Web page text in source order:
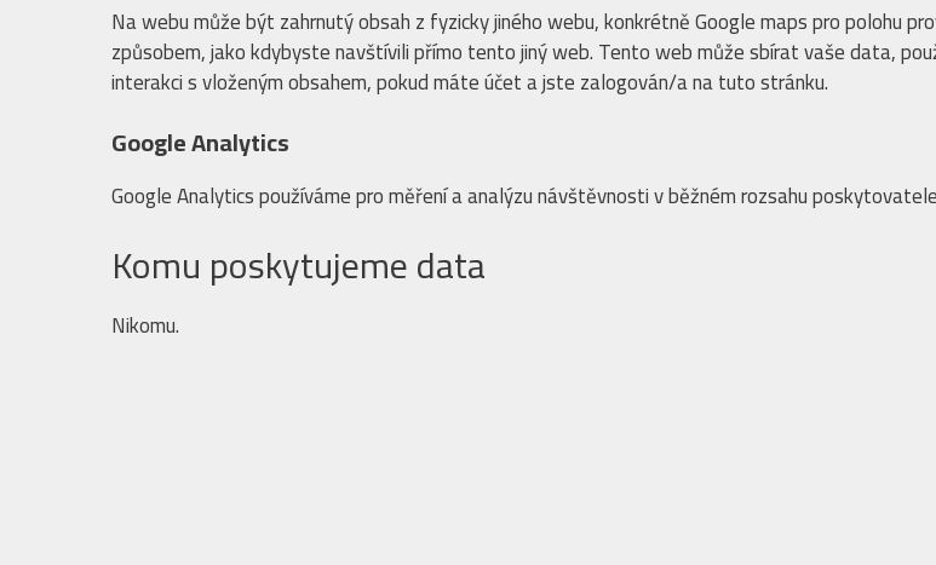
Na webu může být zahrnutý obsah z fyzicky jiného webu, konkrétně Google maps pro polohu
způsobem, jako kdybyste navštívili přímo tento jiný web. Tento web může sbírat vaše data,
interakci s vloženým obsahem, pokud máte účet a jste zalogován/a na tuto stránku.
Google Analytics
Google Analytics používáme pro měření a analýzu návštěvnosti v běžném rozsahu
Komu poskytujeme data
Nikomu.